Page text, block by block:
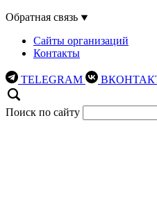
Обратная связь
Сайты организаций
Контакты
TELEGRAM
Поиск по сайту